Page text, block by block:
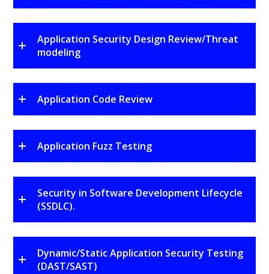
Application Security Design Review/Threat
modeling
Application Code Review
Application Fuzz Testing
Security in Software Development Lifecycle
(SSDLC).
Dynamic/Static Application Security Testing
(DAST/SAST)